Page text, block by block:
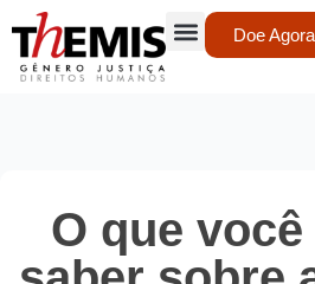
Doe Agora
O que